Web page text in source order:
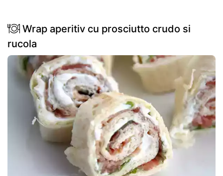
Wrap aperitiv cu prosciutto crudo si
rucola